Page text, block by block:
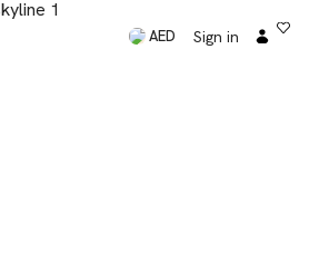
AED Sign in